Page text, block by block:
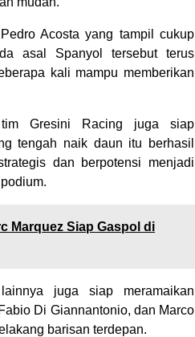
Acosta yang tampil cukup
asal Spanyol tersebut terus
kali mampu memberikan
Gresini Racing juga siap
tengah naik daun itu berhasil
dan berpotensi menjadi
Marquez Siap Gaspol di
juga siap meramaikan
Di Giannantonio, dan Marco
barisan terdepan.